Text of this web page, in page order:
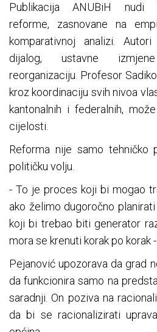
Publikacija ANUBiH nudi
reforme, zasnovane na
komparativnoj analizi.
dijalog, ustavne
reorganizaciju. Profesor
kroz koordinaciju svih nivoa
kantonalnih i federalnih,
cijelosti.
Reforma nije samo tehničko
političku volju.
- To je proces koji bi mogao
ako želimo dugoročno
koji bi trebao biti generator
mora se krenuti korak po korak
Pejanović upozorava da grad
da funkcionira samo na
saradnji. On poziva na
da bi se racionalizirati